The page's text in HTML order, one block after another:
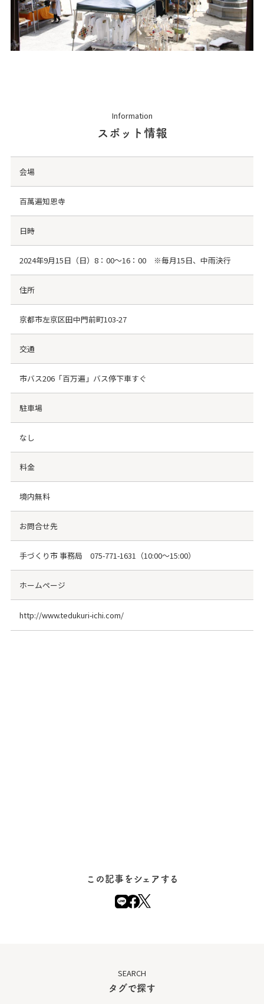
Information
スポット情報
会場
百萬遍知恩寺
日時
2024年9月15日（日）8：00～16：00 ※毎月15日、中雨決行
住所
京都市左京区田中門前町103-27
交通
市バス206「百万遍」バス停下車すぐ
駐車場
なし
料金
境内無料
お問合せ先
手づくり市 事務局 075-771-1631 （10:00〜15:00）
ホームページ
http://www.tedukuri-ichi.com/
この記事をシェアする
SEARCH
タグで探す